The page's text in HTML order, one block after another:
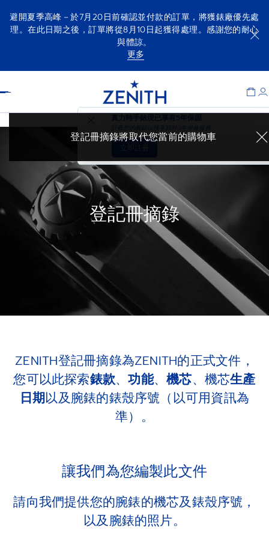
避開夏季高峰－於7月20日前確認並付款的訂單，將獲錶廠優先處
理。在此日期之後，訂單將從8月10日起獲得處理。感謝您的耐心
與體諒。
更多
真力時手錶現已享有5年保固
註冊您的腕錶以獲享額外3年保修服務
立即註冊
登記冊摘錄將取代您當前的購物車
登記冊摘錄
ZENITH登記冊摘錄為ZENITH的正式文件，
您可以此探索錶款、功能、機芯、機芯生產
日期以及腕錶的錶殼序號（以可用資訊為
準）。
讓我們為您編製此文件
請向我們提供您的腕錶的機芯及錶殼序號，
以及腕錶的照片。